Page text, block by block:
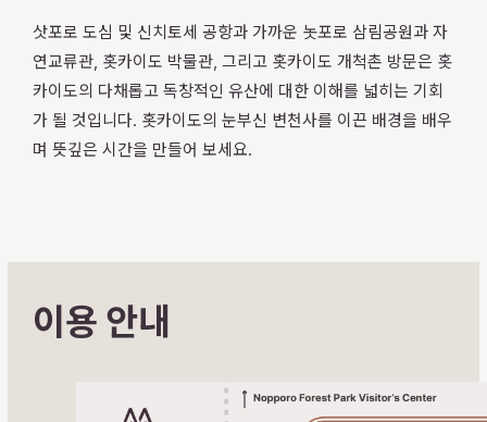
삿포로 도심 및 신치토세 공항과 가까운 놋포로 삼림공원과 자
연교류관, 홋카이도 박물관, 그리고 홋카이도 개척촌 방문은 홋
카이도의 다채롭고 독창적인 유산에 대한 이해를 넓히는 기회
가 될 것입니다. 홋카이도의 눈부신 변천사를 이끈 배경을 배우
며 뜻깊은 시간을 만들어 보세요.
이용 안내